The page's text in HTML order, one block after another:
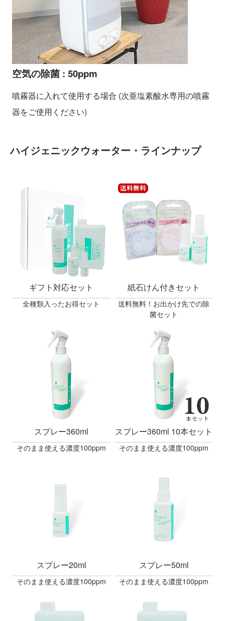
空気の除菌 : 50ppm
噴霧器に入れて使用する場合 (次亜塩素酸水専用の噴霧
器をご使用ください)
ハイジェニックウォーター・ラインナップ
ギフト対応セット
全種類入ったお得セット
紙石けん付きセット
送料無料！お出かけ先での除
菌セット
スプレー360ml
そのまま使える濃度100ppm
スプレー360ml 10本セット
そのまま使える濃度100ppm
スプレー20ml
そのまま使える濃度100ppm
スプレー50ml
そのまま使える濃度100ppm